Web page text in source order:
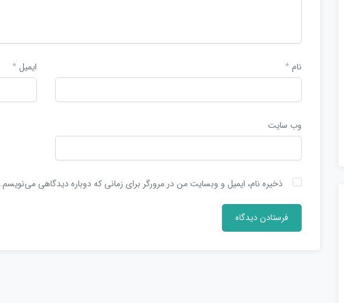
نام * ایمیل *
وب‌ سایت
ذخیره نام، ایمیل و وبسایت من در مرورگر برای زمانی که دوباره دیدگاهی می‌نویسم.